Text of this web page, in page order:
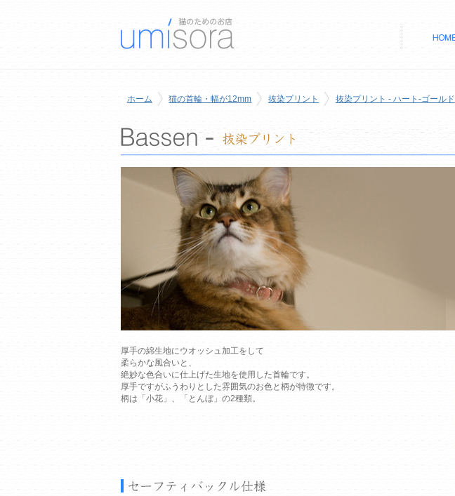
ホーム 猫の首輪・幅が12mm 抜染プリント 抜染プリント - ハート-ゴールド
厚手の綿生地にウオッシュ加工をして
柔らかな風合いと、
絶妙な色合いに仕上げた生地を使用した首輪です。
厚手ですがふうわりとした雰囲気のお色と柄が特徴です。
柄は「小花」、「とんぼ」の2種類。